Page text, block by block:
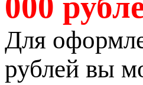
Для
рублей вы